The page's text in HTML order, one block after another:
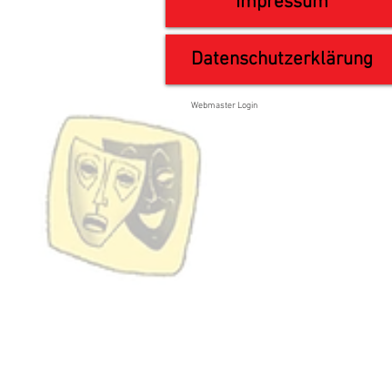
Webmaster Login
Datenschutzerklärung